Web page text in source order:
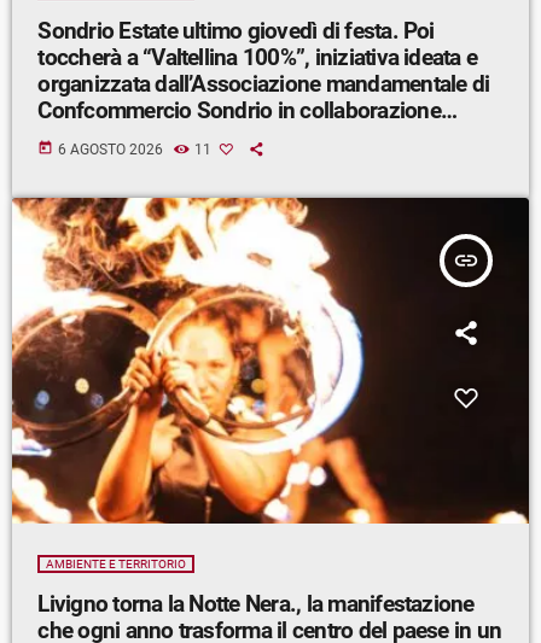
Sondrio Estate ultimo giovedì di festa. Poi
toccherà a “Valtellina 100%”, iniziativa ideata e
organizzata dall’Associazione mandamentale di
Confcommercio Sondrio in collaborazione
con Sondrio Shopping.
today 6 AGOSTO 2026 11
insert_link
AMBIENTE E TERRITORIO
Livigno torna la Notte Nera., la manifestazione
che ogni anno trasforma il centro del paese in un